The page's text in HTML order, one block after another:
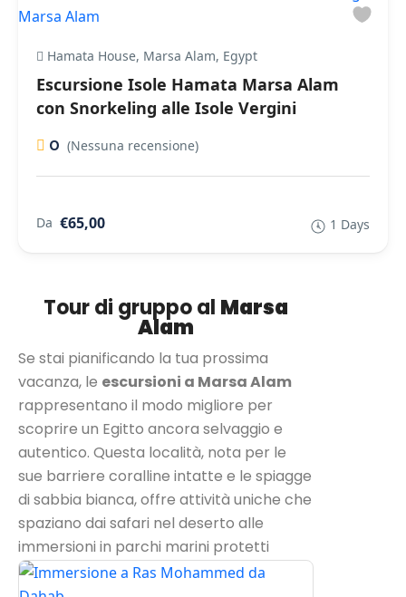
Hamata House, Marsa Alam, Egypt
Escursione Isole Hamata Marsa Alam
con Snorkeling alle Isole Vergini
0 (Nessuna recensione)
Da €65,00 1 Days
Tour di gruppo al Marsa
Alam
Se stai pianificando la tua prossima
vacanza, le escursioni a Marsa Alam
rappresentano il modo migliore per
scoprire un Egitto ancora selvaggio e
autentico. Questa località, nota per le
sue barriere coralline intatte e le spiagge
di sabbia bianca, offre attività uniche che
spaziano dai safari nel deserto alle
immersioni in parchi marini protetti